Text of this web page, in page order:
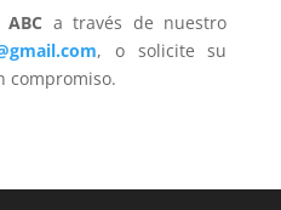
a través de nuestro
, o solicite su
compromiso.